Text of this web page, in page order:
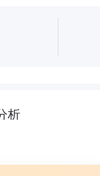
析